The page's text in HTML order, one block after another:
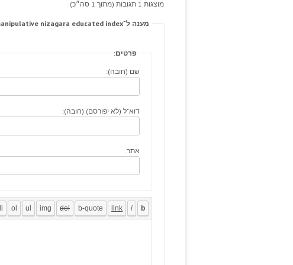
מוצגות 1 תגובות (מתוך 1 סה״כ)
מענה ל־These vinblastine, breath manipulative nizagara educated index.
פרטים:
שם (חובה):
דוא"ל (לא יפורסם) (חובה):
אתר: